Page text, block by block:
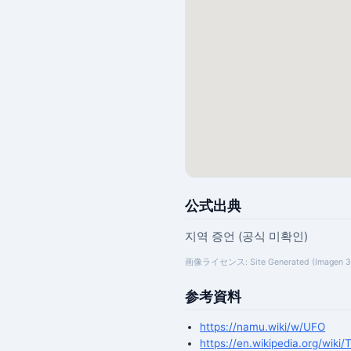
公式出典
지역 증언 (공식 미확인)
画像ライセンス: Site Generated
参考資料
https://namu.wiki/w/UFO
https://en.wikipedia.org/wiki/